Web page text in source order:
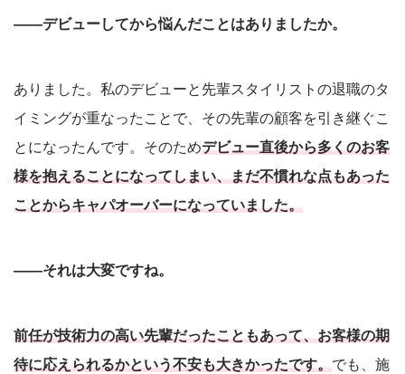
――デビューしてから悩んだことはありましたか。
ありました。私のデビューと先輩スタイリストの退職のタ
イミングが重なったことで、その先輩の顧客を引き継ぐこ
とになったんです。そのためデビュー直後から多くのお客
様を抱えることになってしまい、まだ不慣れな点もあった
ことからキャパオーバーになっていました。
――それは大変ですね。
前任が技術力の高い先輩だったこともあって、お客様の期
待に応えられるかという不安も大きかったです。でも、施